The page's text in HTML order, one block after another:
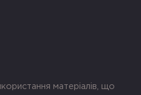
матеріалів, що